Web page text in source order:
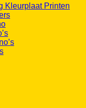
Kleurplaat Printen